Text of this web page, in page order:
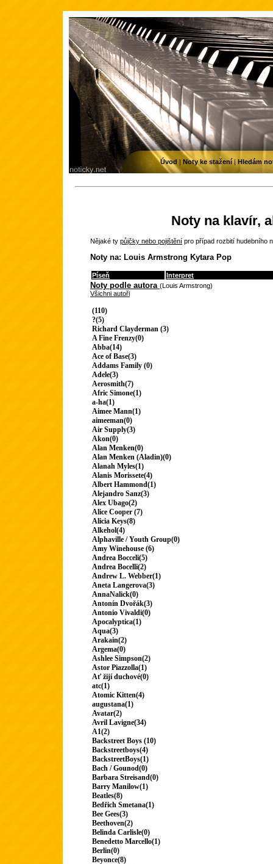
Noty na klavír,
Nějaké ty půjčky nebo pojištění pro případ rozbití hudebního
Noty na: Louis Armstrong Kytara Pop
Píseň Interpret
Noty podle autora (Louis Armstrong)
Všichni autoři
(110)
?(5)
Richard Clayderman (3)
A Fine Frenzy(0)
Abba(14)
Ace of Base(3)
Addams Family (0)
Adele(3)
Aerosmith(7)
Afric Simone(1)
a-ha(1)
Aimee Mann(1)
aimeeman(0)
Air Supply(3)
Akon(0)
Alan Menken(0)
Alan Menken (Aladin)(0)
Alanah Myles(1)
Alanis Morissete(4)
Albert Hammond(1)
Alejandro Sanz(3)
Alex Ubago(2)
Alice Cooper (7)
Alicia Keys(8)
Alkehol(4)
Alphaville / Youth Group(0)
Amy Winehouse (6)
Andrea Bocceli(5)
Andrea Bocelli(2)
Andrew L. Webber(1)
Aneta Langerova(3)
AnnaNalick(0)
Antonín Dvořák(3)
Antonio Vivaldi(0)
Apocalyptica(1)
Aqua(3)
Arakain(2)
Argema(0)
Ashlee Simpson(2)
Astor Piazzolla(1)
Ať žijí duchové(0)
atc(1)
Atomic Kitten(4)
augustana(1)
Avatar(2)
Avril Lavigne(34)
A1(2)
Backstreet Boys (10)
Backstreetboys(4)
BackstreetBoys(1)
Bach / Gounod(0)
Barbara Streisand(0)
Barry Manilow(1)
Beatles(8)
Bedřich Smetana(1)
Bee Gees(3)
Beethoven(2)
Belinda Carlisle(0)
Benedetto Marcello(1)
Berlin(0)
Beyonce(8)
Úvod | Noty ke stažení| Hledám